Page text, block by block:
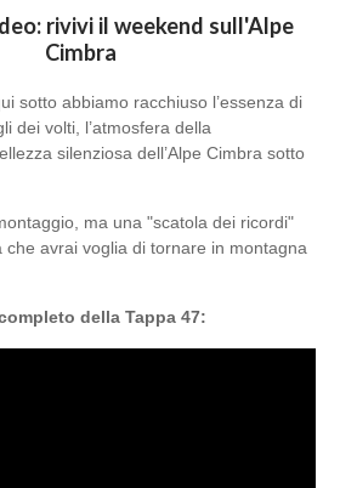
rivivi il weekend sull'Alpe
Cimbra
sotto abbiamo racchiuso l’essenza di
dei volti, l’atmosfera della
silenziosa dell’Alpe Cimbra sotto
ma una "scatola dei ricordi"
che avrai voglia di tornare in montagna
della Tappa 47: